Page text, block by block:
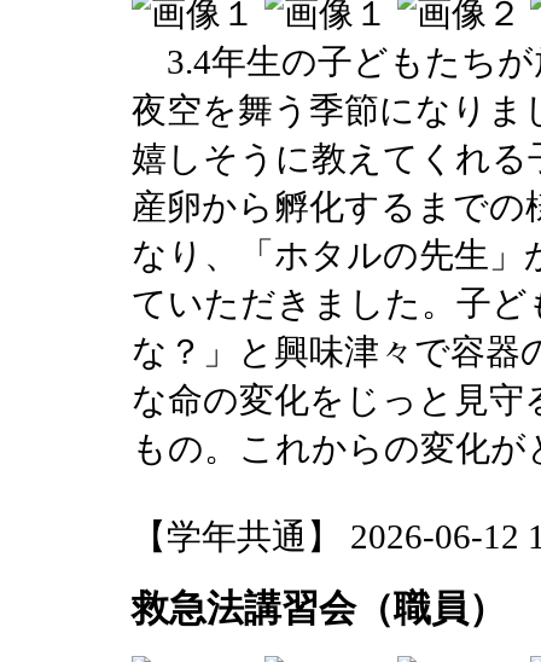
3.4年生の子どもたち
夜空を舞う季節になり
嬉しそうに教えてくれ
産卵から孵化するまで
なり、「ホタルの先生
ていただきました。子
な？」と興味津々で容器
な命の変化をじっと見
もの。これからの変化
【学年共通】 2026-06-12
救急法講習会（職員）